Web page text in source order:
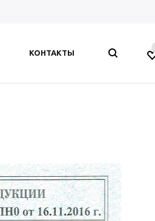
КОНТАКТЫ